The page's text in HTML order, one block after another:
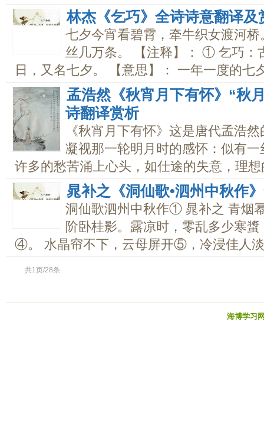
林杰《乞巧》全诗诗意翻译及
七夕今宵看碧霄，牵牛织女渡河
丝几万条。 【注释】： ① 乞巧：
日，又名七夕。 【意思】： 一年一度的七
孟浩然《秋宵月下有怀》“秋
诗翻译赏析
《秋宵月下有怀》这是唐代孟浩
凝视那一轮明月时的感怀：似有
许多的愁苦涌上心头，如仕途的失意，理
晁补之《洞仙歌•泗州中秋作
洞仙歌泗州中秋作① 晁补之 青烟
阶卧桂影。露凉时，零乱多少寒
④。 水晶帘不下，云母屏开⑤，冷浸佳人
共1页/28条
海博学习